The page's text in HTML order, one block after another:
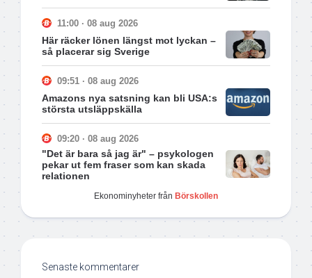
11:00 · 08 aug 2026
Här räcker lönen längst mot lyckan –
så placerar sig Sverige
09:51 · 08 aug 2026
Amazons nya satsning kan bli USA:s
största utsläppskälla
09:20 · 08 aug 2026
"Det är bara så jag är" – psykologen
pekar ut fem fraser som kan skada
relationen
Ekonominyheter från Börskollen
Senaste kommentarer